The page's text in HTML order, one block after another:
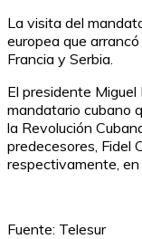
La visita del
europea que
Francia y Serbia.
El presidente
mandatario cubano
la Revolución
predecesores, Fidel
respectivamente,
Fuente: Telesur